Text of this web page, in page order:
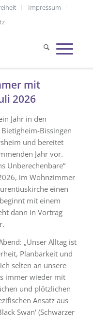
Impressum
mit
2026
Jahr in den
Bissingen
und bereitet
Jahr vor.
Unberechenbare“
im Wohnzimmer
einen
mit einem
dann in Vortrag
„Unser Alltag ist
Planbarkeit und
selten an unsere
immer wieder mit
und plötzlichen
Ansatz aus
Swan‘ (Schwarzer